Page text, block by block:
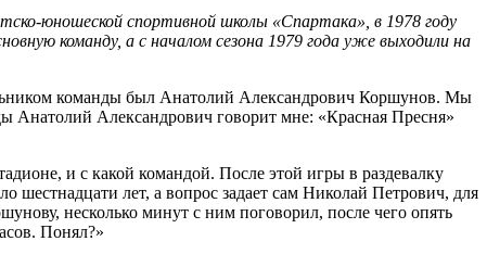
юношеской спортивной школы «Спартака», в 1978 году
команду, а с началом сезона 1979 года уже выходили на
команды был Анатолий Александрович Коршунов. Мы
Александрович говорит мне: «Красная Пресня»
и с какой командой. После этой игры в раздевалку
шестнадцати лет, а вопрос задает сам Николай Петрович, для
несколько минут с ним поговорил, после чего опять
Понял?»